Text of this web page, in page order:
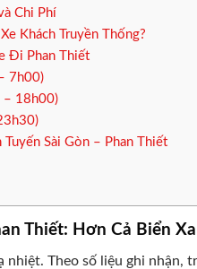
Chi Phí
Khách Truyền Thống?
Đi Phan Thiết
7h00)
– 18h00)
Sài Gòn – Phan Thiết
Thiết: Hơn Cả Biển
nhiệt. Theo số liệu ghi nhận,